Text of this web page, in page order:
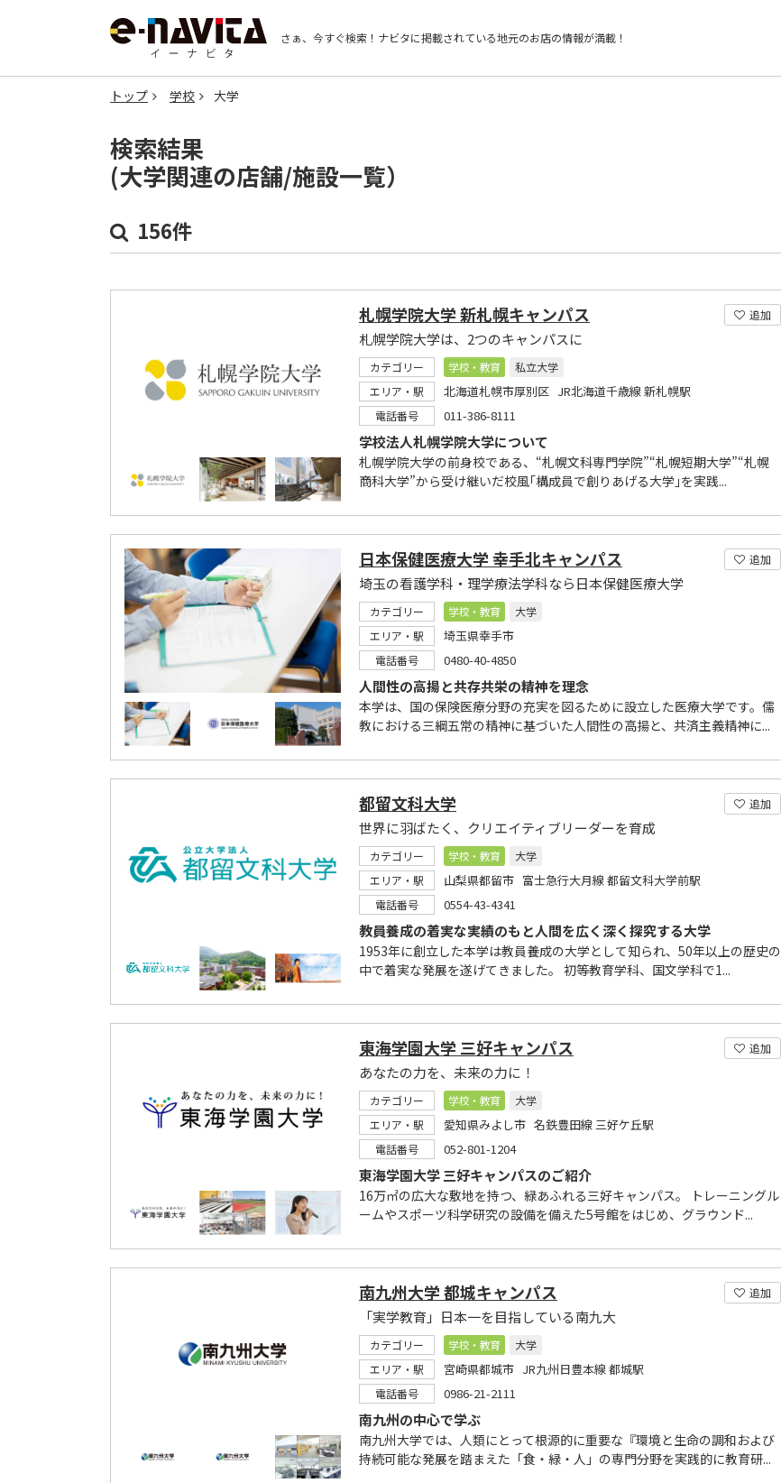
さぁ、今すぐ検索！ ナビタに掲載されている地元のお店の情報が満載！
トップ 学校 大学
検索結果
(大学関連の店舗/施設一覧）
156件
追加
札幌学院大学 新札幌キャンパス
札幌学院大学は、2つのキャンパスに
カテゴリー 学校・教育
私立大学
エリア・駅
北海道札幌市厚別区 JR北海道千歳線 新札幌駅
電話番号 011-386-8111
学校法人札幌学院大学について
札幌学院大学の前身校である、“札幌文科専門学院”“札幌短期大学”“札幌
商科大学”から受け継いだ校風｢構成員で創りあげる大学｣を実践...
追加
日本保健医療大学 幸手北キャンパス
埼玉の看護学科・理学療法学科なら日本保健医療大学
カテゴリー 学校・教育
大学
エリア・駅
埼玉県幸手市
電話番号 0480-40-4850
人間性の高揚と共存共栄の精神を理念
本学は、国の保険医療分野の充実を図るために設立した医療大学です。儒
教における三綱五常の精神に基づいた人間性の高揚と、共済主義精神に...
追加
都留文科大学
世界に羽ばたく、クリエイティブリーダーを育成
カテゴリー 学校・教育
大学
エリア・駅
山梨県都留市 富士急行大月線 都留文科大学前駅
電話番号 0554-43-4341
教員養成の着実な実績のもと人間を広く深く探究する大学
1953年に創立した本学は教員養成の大学として知られ、50年以上の歴史の
中で着実な発展を遂げてきました。 初等教育学科、国文学科で1...
追加
東海学園大学 三好キャンパス
あなたの力を、未来の力に！
カテゴリー 学校・教育
大学
エリア・駅
愛知県みよし市 名鉄豊田線 三好ケ丘駅
電話番号 052-801-1204
東海学園大学 三好キャンパスのご紹介
16万㎡の広大な敷地を持つ、緑あふれる三好キャンパス。 トレーニングル
ームやスポーツ科学研究の設備を備えた5号館をはじめ、グラウンド...
追加
南九州大学 都城キャンパス
「実学教育」日本一を目指している南九大
カテゴリー 学校・教育
大学
エリア・駅
宮崎県都城市 JR九州日豊本線 都城駅
電話番号 0986-21-2111
南九州の中心で学ぶ
南九州大学では、人類にとって根源的に重要な『環境と生命の調和および
持続可能な発展を踏まえた「食・緑・人」の専門分野を実践的に教育研...